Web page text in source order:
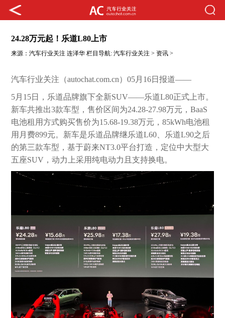
24.28万元起！乐道L80上市
来源：汽车行业关注 连泽华 栏目导航:汽车行业关注 > 资讯 >
汽车行业关注（autochat.com.cn）05月16日报道——
5月15日，乐道品牌旗下全新SUV——乐道L80正式上市。
新车共推出3款车型，售价区间为24.28-27.98万元，BaaS
电池租用方式购买售价为15.68-19.38万元，85kWh电池租
用月费899元。新车是乐道品牌继乐道L60、乐道L90之后
的第三款车型，基于蔚来NT3.0平台打造，定位中大型大
五座SUV，动力上采用纯电动力且支持换电。